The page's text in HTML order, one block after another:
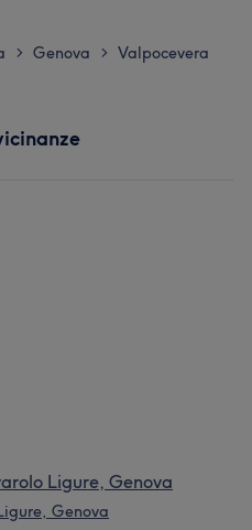
> Genova > Valpocevera
Ligure, Genova
Genova